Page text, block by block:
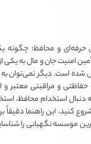
حرفه‌ای و محافظ؛
تأمین امنیت جان و مال به
شده است. دیگر نمی‌توان
و مراقبتی معتبر
استخدام محافظ،
کنید، این راهنما
نگهبانی را